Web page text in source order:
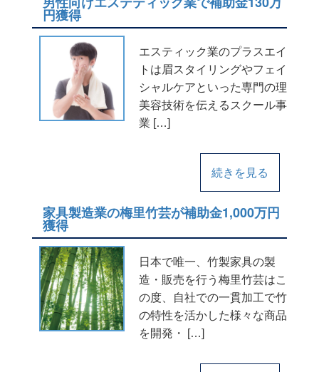
円獲得
エスティック業のプラスエイ
トは眉スタイリングやフェイ
シャルケアといった専門の理
美容技術を伝えるスクール事
業 […]
続きを見る
家具製造業の梅里竹芸が補助金1,000万円
獲得
日本で唯一、竹製家具の製
造・販売を行う梅里竹芸はこ
の度、自社での一貫加工で竹
の特性を活かした様々な商品
を開発・ […]